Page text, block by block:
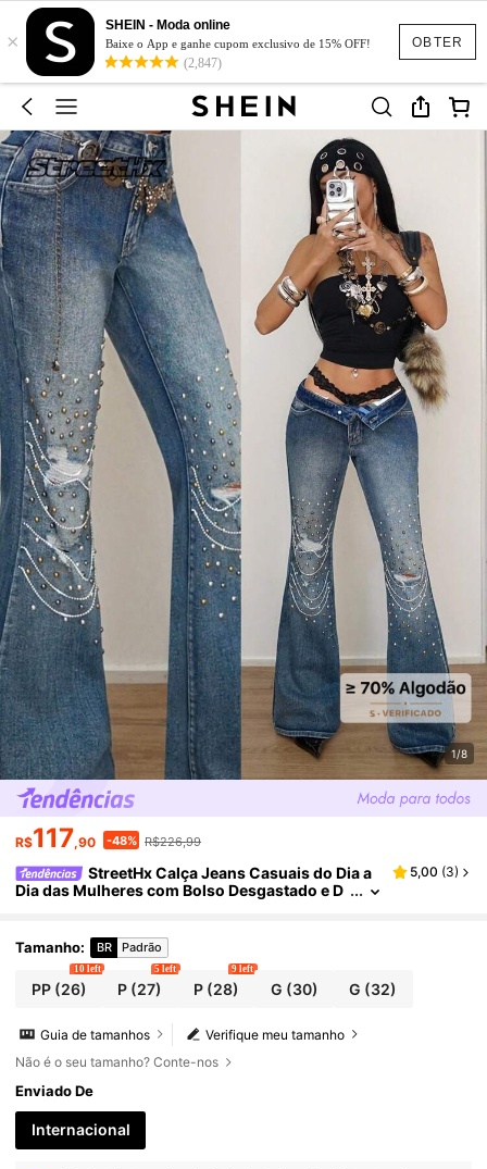
OBTER
×
SHEIN - Moda online
Baixe o App e ganhe cupom exclusivo de 15% OFF!
(2,847)
1/8
R$117,90 -48% R$226,99
StreetHx Calça Jeans Casuais do Dia a
Dia das Mulheres com Bolso Desgastado e D
5,00 (3)
Tamanho: BR Padrão
PP(26)
10 left
P (27)
5 left
P(28)
9 left
G (30) G (32)
Verifique meu tamanho
Guia de tamanhos
Não é o seu tamanho? Conte-nos
Enviado De
Internacional